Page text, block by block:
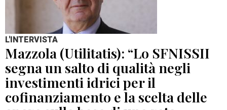
L'INTERVISTA
Mazzola (Utilitatis): “Lo SFNISSII
segna un salto di qualità negli
investimenti idrici per il
cofinanziamento e la scelta delle